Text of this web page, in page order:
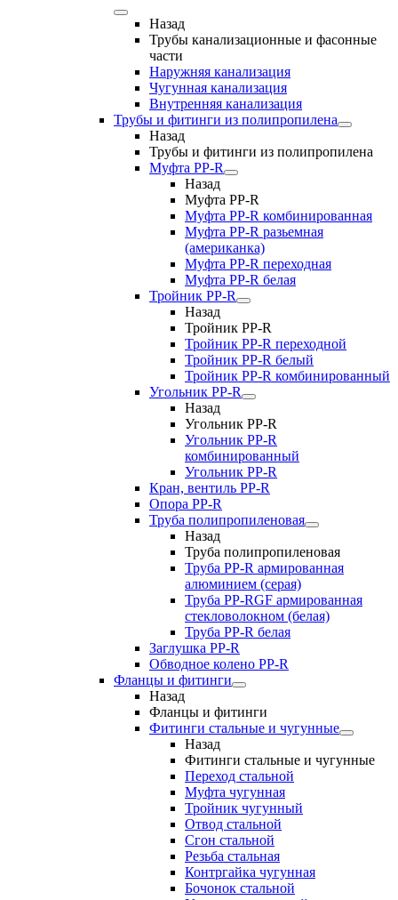
Назад
Трубы канализационные и фасонные
части
Наружняя канализация
Чугунная канализация
Внутренняя канализация
Трубы и фитинги из полипропилена
Назад
Трубы и фитинги из полипропилена
Муфта PP-R
Назад
Муфта PP-R
Муфта РР-R комбинированная
Муфта РР-R разьемная
(американка)
Муфта РР-R переходная
Муфта РР-R белая
Тройник PP-R
Назад
Тройник PP-R
Тройник РР-R переходной
Тройник РР-R белый
Тройник РР-R комбинированный
Угольник PP-R
Назад
Угольник PP-R
Угольник РР-R
комбинированный
Угольник РР-R
Кран, вентиль PP-R
Опора PP-R
Труба полипропиленовая
Назад
Труба полипропиленовая
Труба PP-R армированная
алюминием (серая)
Труба PP-RGF армированная
стекловолокном (белая)
Труба РР-R белая
Заглушка PP-R
Обводное колено PP-R
Фланцы и фитинги
Назад
Фланцы и фитинги
Фитинги стальные и чугунные
Назад
Фитинги стальные и чугунные
Переход стальной
Муфта чугунная
Тройник чугунный
Отвод стальной
Сгон стальной
Резьба стальная
Контргайка чугунная
Бочонок стальной